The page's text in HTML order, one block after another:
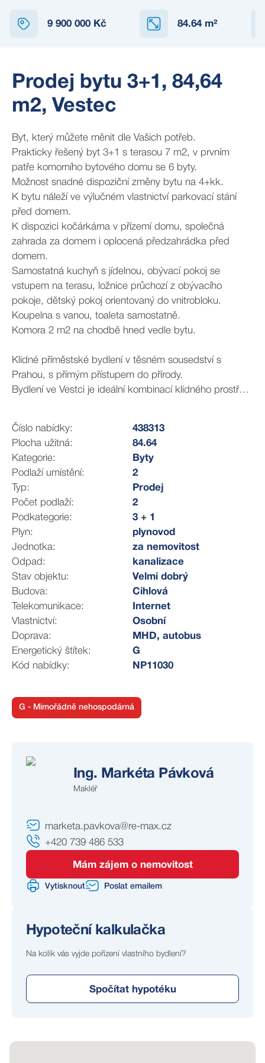
9 900 000 Kč 84.64m²
Prodej bytu 3+1, 84,64
m2, Vestec
Byt, který můžete měnit dle Vašich potřeb.
Prakticky řešený byt 3+1 s terasou 7 m2, v prvním
patře komorního bytového domu se 6 byty.
Možnost snadné dispoziční změny bytu na 4+kk.
K bytu náleží ve výlučném vlastnictví parkovací stání
před domem.
K dispozici kočárkárna v přízemí domu, společná
zahrada za domem i oplocená předzahrádka před
domem.
Samostatná kuchyň s jídelnou, obývací pokoj se
vstupem na terasu, ložnice průchozí z obývacího
pokoje, dětský pokoj orientovaný do vnitrobloku.
Koupelna s vanou, toaleta samostatně.
Komora 2 m2 na chodbě hned vedle bytu.
Klidné příměstské bydlení v těsném sousedství s
Prahou, s přímým přístupem do přírody.
Bydlení ve Vestci je ideální kombinací klidného prostředí
přímé autobusové linky na metro C (Chodov/Opatov) a
blízký nájezd na Pražský okruh i dálnice. Jedná se o
dynamicky rostoucí obec s moderní výstavbou a
dlouhodobě vysokým zájmem o bydlení. Součástí
občanské vybavenosti obce je mateřská škola,
návaznost na základní školy v okolí včetně školního
autobusu, množství obchodů a restaurací, ale také
sportoviště, relaxační zóny (např. okolí Vesteckého
rybníka), cyklostezky, …
Zaujala Vás tato nemovitost? Pro více informací i
rezervaci prohlídky vyplňte kontaktní formulář. Nebo mi
zavolejte.
Těšíme se na Vás na prohlídce.
Číslo nabídky:
438313
Plocha užitná:
84.64
Kategorie:
Byty
Podlaží umístění:
2
Typ:
Prodej
Počet podlaží:
2
Podkategorie:
3 + 1
Plyn:
plynovod
Jednotka:
za nemovitost
Odpad:
kanalizace
Stav objektu:
Velmi dobrý
Budova:
Cihlová
Telekomunikace:
Internet
Vlastnictví:
Osobní
Doprava:
MHD, autobus
Energetický štítek:
G
Kód nabídky:
NP11030
G - Mimořádně nehospodárná
Ing. Markéta Pávková
Makléř
marketa.pavkova@re-max.cz
+420 739 486 533
Mám zájem o nemovitost
Vytisknout Poslat emailem
Hypoteční kalkulačka
Na kolik vás vyjde pořízení vlastního bydlení?
Spočítat hypotéku